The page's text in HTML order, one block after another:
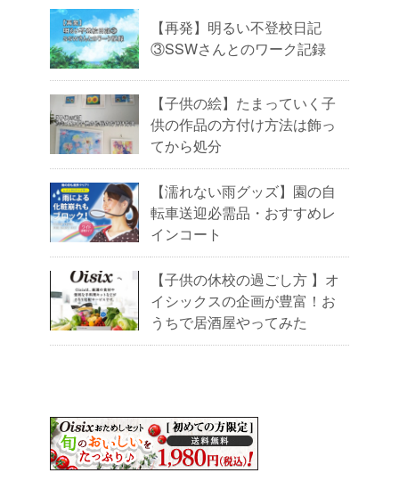
【再発】明るい不登校日記
③SSWさんとのワーク記録
【子供の絵】たまっていく子
供の作品の方付け方法は飾っ
てから処分
【濡れない雨グッズ】園の自
転車送迎必需品・おすすめレ
インコート
【子供の休校の過ごし方 】オ
イシックスの企画が豊富！お
うちで居酒屋やってみた